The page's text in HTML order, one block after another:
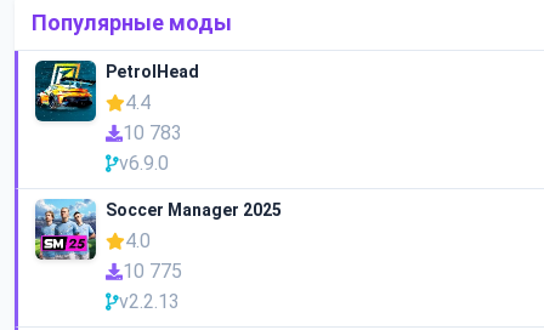
Популярные моды
PetrolHead
4.4
10 783
v6.9.0
Soccer Manager 2025
4.0
10 775
v2.2.13